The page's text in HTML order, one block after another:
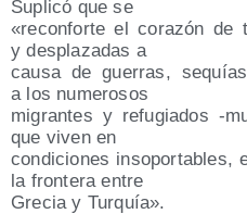
Supli­có que se
«recon­for­te el cora­zón de
y des­pla­za­das a
cau­sa de gue­rras,
a los numerosos
migran­tes y refu­gia­dos
que viven en
con­di­cio­nes inso­por­ta­bles,
la fron­te­ra entre
Gre­cia y Turquía».